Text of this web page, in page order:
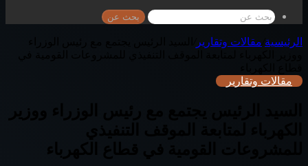
بحث عن
الرئيسية مقالات وتقارير
مقالات وتقارير